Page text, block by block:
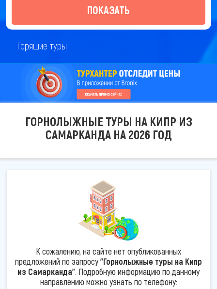
ПОКАЗАТЬ
Горящие туры
ГОРНОЛЫЖНЫЕ ТУРЫ НА КИПР ИЗ
САМАРКАНДА НА 2026 ГОД
К сожалению, на сайте нет опубликованных
предложений по запросу"Горнолыжные туры на Кипр
из Самарканда". Подробную информацию по данному
направлению можно узнать по телефону: